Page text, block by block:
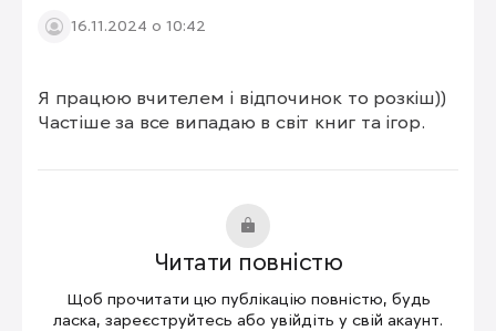
16.11.2024 о 10:42
Я працюю вчителем і відпочинок то розкіш))
Частіше за все випадаю в світ книг та ігор.
Читати повністю
Щоб прочитати цю публікацію повністю, будь
ласка, зареєструйтесь або увійдіть у свій акаунт.